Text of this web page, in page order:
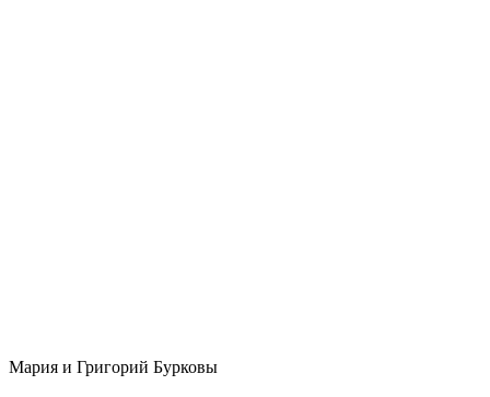
Мария и Григорий Бурковы